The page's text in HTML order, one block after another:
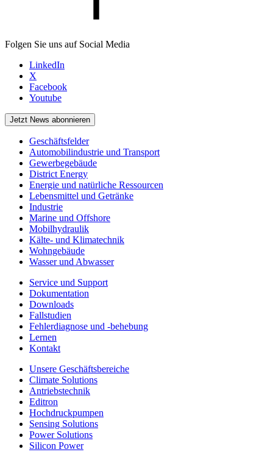
Folgen Sie uns auf Social Media
LinkedIn
X
Facebook
Youtube
Jetzt News abonnieren
Geschäftsfelder
Automobilindustrie und Transport
Gewerbegebäude
District Energy
Energie und natürliche Ressourcen
Lebensmittel und Getränke
Industrie
Marine und Offshore
Mobilhydraulik
Kälte- und Klimatechnik
Wohngebäude
Wasser und Abwasser
Service und Support
Dokumentation
Downloads
Fallstudien
Fehlerdiagnose und -behebung
Lernen
Kontakt
Unsere Geschäftsbereiche
Climate Solutions
Antriebstechnik
Editron
Hochdruckpumpen
Sensing Solutions
Power Solutions
Silicon Power